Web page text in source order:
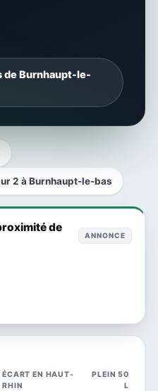
de Burnhaupt-le-
2 à Burnhaupt-le-bas
de
ANNONCE
ÉCART EN HAUT-
RHIN
PLEIN 50
L